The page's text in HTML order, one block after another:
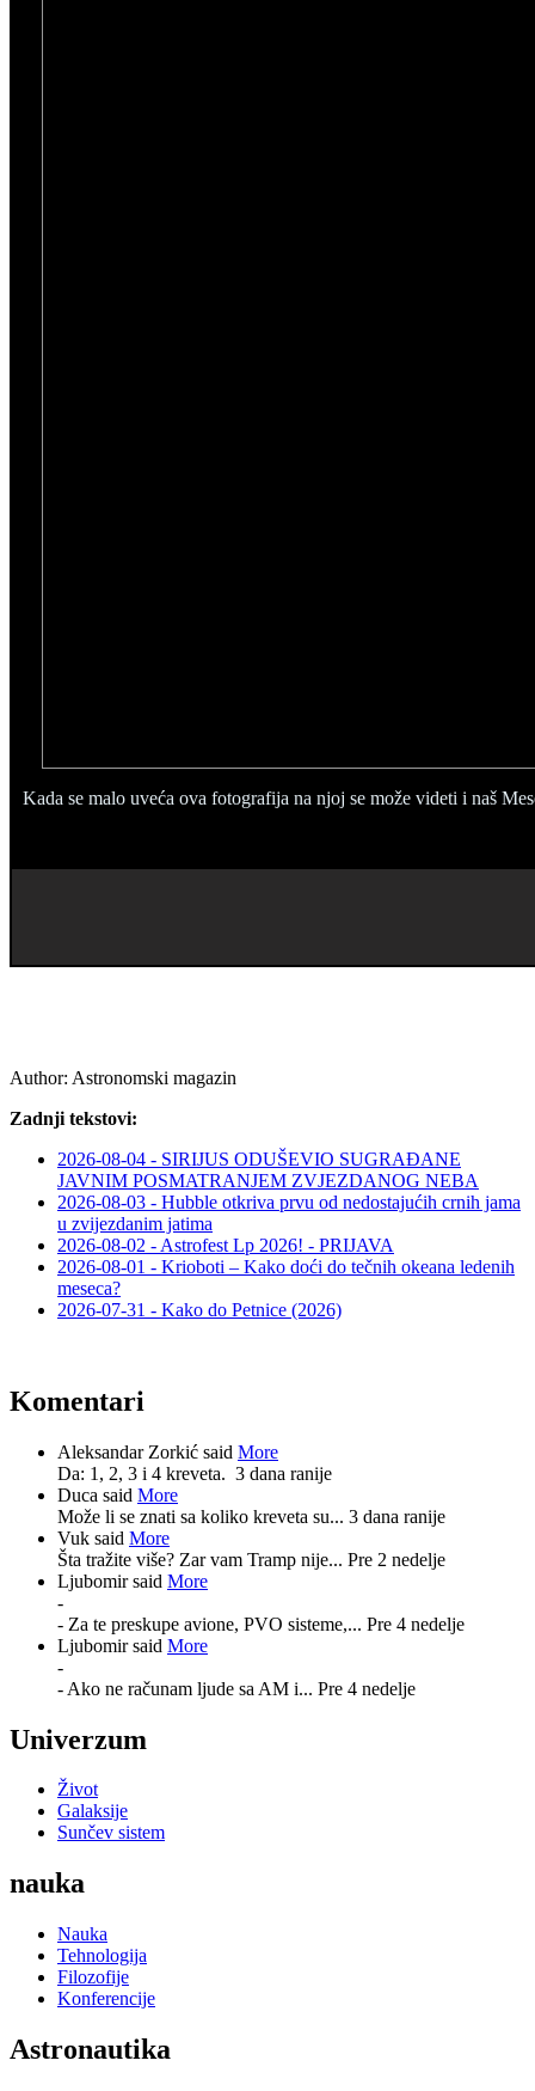
Kada se malo uveća ova fotografija na njoj se može videti i naš
Author: Astronomski magazin
Zadnji tekstovi:
2026-08-04 - SIRIJUS ODUŠEVIO SUGRAĐANE
JAVNIM POSMATRANJEM ZVJEZDANOG NEBA
2026-08-03 - Hubble otkriva prvu od nedostajućih crnih jama
u zvijezdanim jatima
2026-08-02 - Astrofest Lp 2026! - PRIJAVA
2026-08-01 - Krioboti – Kako doći do tečnih okeana ledenih
meseca?
2026-07-31 - Kako do Petnice (2026)
Komentari
Aleksandar Zorkić said More
Da: 1, 2, 3 i 4 kreveta. 3 dana ranije
Duca said More
Može li se znati sa koliko kreveta su... 3 dana ranije
Vuk said More
Šta tražite više? Zar vam Tramp nije... Pre 2 nedelje
Ljubomir said More
-
- Za te preskupe avione, PVO sisteme,... Pre 4 nedelje
Ljubomir said More
-
- Ako ne računam ljude sa AM i... Pre 4 nedelje
Univerzum
Život
Galaksije
Sunčev sistem
nauka
Nauka
Tehnologija
Filozofije
Konferencije
Astronautika